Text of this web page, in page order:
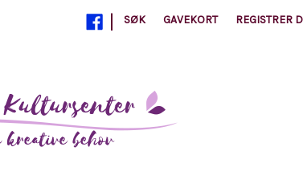
| SØK GAVEKORT REGISTRER